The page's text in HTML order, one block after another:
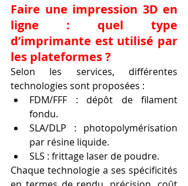
Faire une impression 3D en
ligne : quel type
d’imprimante est utilisé par
les plateformes ?
Selon les services, différentes
technologies sont proposées :
FDM/FFF : dépôt de filament
fondu.
SLA/DLP : photopolymérisation
par résine liquide.
SLS : frittage laser de poudre.
Chaque technologie a ses spécificités